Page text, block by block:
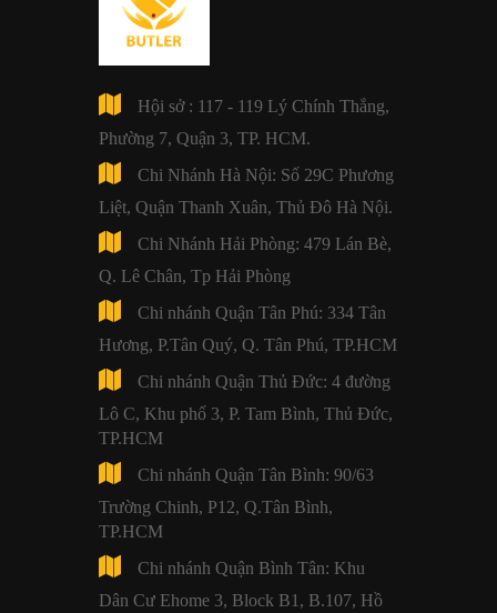
Hội sở : 117 - 119 Lý Chính Thắng,
Phường 7, Quận 3, TP. HCM.
Chi Nhánh Hà Nội: Số 29C Phương
Liệt, Quận Thanh Xuân, Thủ Đô Hà Nội.
Chi Nhánh Hải Phòng: 479 Lán Bè,
Q. Lê Chân, Tp Hải Phòng
Chi nhánh Quận Tân Phú: 334 Tân
Hương, P.Tân Quý, Q. Tân Phú, TP.HCM
Chi nhánh Quận Thủ Đức: 4 đường
Lô C, Khu phố 3, P. Tam Bình, Thủ Đức,
TP.HCM
Chi nhánh Quận Tân Bình: 90/63
Trường Chinh, P12, Q.Tân Bình,
TP.HCM
Chi nhánh Quận Bình Tân: Khu
Dân Cư Ehome 3, Block B1, B.107, Hồ